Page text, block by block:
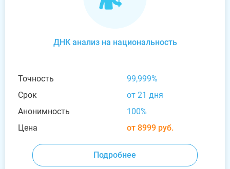
ДНК анализ на национальность
Точность
99,999%
Срок
от 21 дня
Анонимность
100%
Цена
от 8999 руб.
Подробнее